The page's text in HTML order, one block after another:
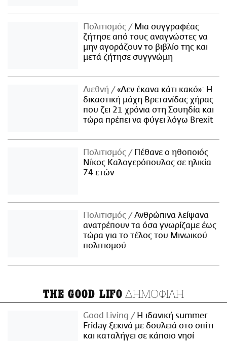
Πολιτισμός
Μια συγγραφέας
ζήτησε από τους αναγνώστες να
μην αγοράζουν το βιβλίο της και
μετά ζήτησε συγγνώμη
Διεθνή
«Δεν έκανα κάτι κακό»: Η
δικαστική μάχη Βρετανίδας χήρας
που ζει 21 χρόνια στη Σουηδία και
τώρα πρέπει να φύγει λόγω Brexit
Πολιτισμός
Πέθανε ο ηθοποιός
Νίκος Καλογερόπουλος σε ηλικία
74 ετών
Πολιτισμός
Ανθρώπινα λείψανα
ανατρέπουν τα όσα γνωρίζαμε έως
τώρα για το τέλος του Μινωικού
πολιτισμού
THE GOOD LIFO ΔΗΜΟΦΙΛΗ
Good Living
Η ιδανική summer
Friday ξεκινά με δουλειά στο σπίτι
και καταλήγει σε κάποιο νησί